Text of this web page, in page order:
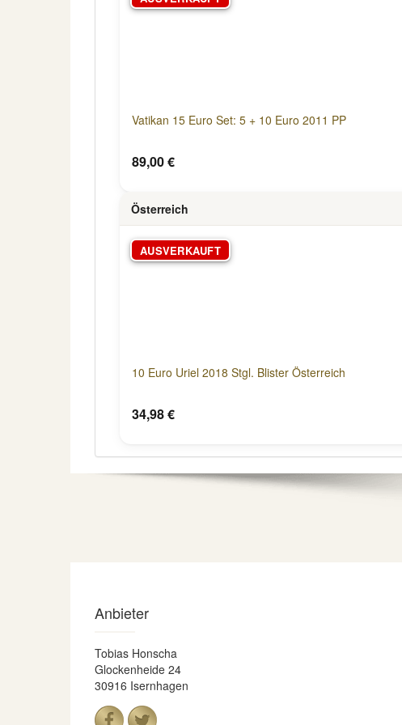
Vatikan 15 Euro Set: 5 + 10 Euro 2011 PP
89,00 €
Österreich
AUSVERKAUFT
10 Euro Uriel 2018 Stgl. Blister Österreich
34,98 €
Anbieter
Tobias Honscha
Glockenheide 24
30916 Isernhagen